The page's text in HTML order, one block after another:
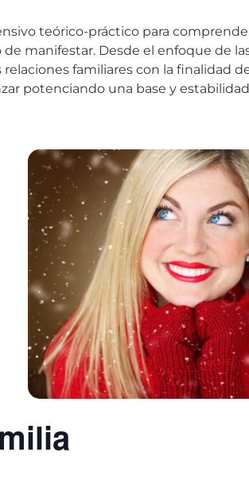
teórico-práctico para
manifestar. Desde el enfoque de
relaciones familiares con la finalidad
potenciando una base y